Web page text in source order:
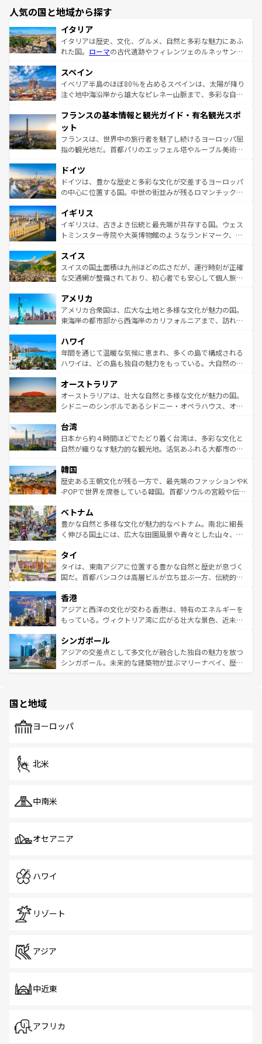
人気の国と地域から探す
イタリア
イタリアは歴史、文化、グルメ、自然と多彩な魅力にあふ
れた国。 ローマの古代遺跡やフィレンツェのルネッサンス
ろん、トスカーナの美しい田園風景やアマルフィ海岸の絶
景など、自然景観も見逃せない。観光の合間には、本場の
ピザやパスタなど、絶品のイタリア料理を堪能することも
ませてくれるイタリアで、忘れられない旅をしてみよう！
なお、新着のイタリア情報は
しい。
スペイン
イベリア半島のほぼ80％を占めるスペインは、太陽が降り
注ぐ地中海沿岸から雄大なピレネー山脈まで、多彩な自然
文化が根付くこの国では、情熱的なフラメンコ、熱気あふ
れる闘牛、そして美味しいタパスが生活の一部となってい
る。首都マドリードの洗練された雰囲気や、バルセロナの
アートに溢れた街角から、地方では古代ローマ遺跡や中世
せる。地方によって風土や気候が異なるスペインはその個
性で訪れる人を魅了する。 なお、新着のスペイン情報は コ
ンテンツ一覧を参照してほしい。
フランスの基本情報と観光ガイド・有名観光スポ
ット
フランスは、世界中の旅行者を魅了し続けるヨーロッパ屈
指の観光地だ。首都パリのエッフェル塔やルーブル美術館
で、幅広い魅力が詰まっている。華麗な宮殿、歴史的な大
聖堂、美しいビーチ、そして豊かな自然が、訪れる者を心
から魅了する。また、フランスは美食の国としても知ら
いる。シャンパンの発祥地であるランス、プロヴァンスの
香り高いラベンダー畑など、多彩な楽しみ方が可能だ。さ
らに、パリ以外の地域にも魅力が溢れており、どの街角に
れる地方に足を運ぶとそれぞれで全く異なる文化を体験で
きるだろう。 なお、新着のフランス情報はコンテンツ一覧
を参照してほしい。
ドイツ
ドイツは、豊かな歴史と多彩な文化が交差するヨーロッパ
の中心に位置する国。中世の街並みが残るロマンチック街
顔を持つこの国は、どこを歩いても飽きることがない。ベ
ルリンの文化的活気、バイエルン州のアルプスの絶景、そ
してライン川沿いのワイン畑といった風景は必見。ビール
は、お酒好きな人にはぜひ体験してほしい。 なお、新着の
ドイツ情報はコンテンツ一覧を参照してほしい。
イギリス
イギリスは、古きよき伝統と最先端が共存する国。ウェス
トミンスター寺院や大英博物館のようなランドマーク、歴
リアごとに異なる魅力がある。また、優雅なアフタヌーン
ティー、ビール好きにはたまらない英国パブ、サッカー観
戦など、本場だからこそできる体験も豊富。イギリスを旅
ンツ一覧を参照してほしい。
スイス
スイスの国土面積は九州ほどの広さだが、運行時刻が正確
な交通網が整備されており、初心者でも安心して個人旅行
の建物がそのまま残る町や、スイスならではのユニークな
博物館もあり、アルプス観光だけでなく町歩きも満喫する
ことができる。国民の所得が高いため物価も高いが、旅行
ば市内交通費無料で観光を楽しむこともできる。 なお、新
着のスイス情報はコンテンツ一覧 を参照してほしい。
アメリカ
アメリカ合衆国は、広大な土地と多様な文化が魅力の国。
東海岸の都市部から西海岸のカリフォルニアまで、訪れる
のような巨大都市は、観光、ショッピング、エンターテイ
ンメントが詰まった刺激的なスポットだ。一方、アメリカ
西部には大自然が広がり、グランドキャニオンやイエロー
部のニューオーリンズでは、音楽と美食が融合した独特の
文化が魅力。旅行者はアメリカの各地域で異なる魅力を楽
しみながら、その多様性と豊かな歴史を感じることができ
ならではの贅沢な旅のスタイルだ。 なお、新着のアメリカ
情報はコンテンツ一覧を参照してほしい。
ハワイ
年間を通じて温暖な気候に恵まれ、多くの島で構成される
ハワイは、どの島も独自の魅力をもっている。大自然の神
ワイ島は見逃せない。また、定番の観光地といえばオアフ
島だが、静かな自然を求めるならマウイ島やカウアイ島が
おすすめ。エメラルドグリーンに輝く海をはじめ、豊かな
れるおもてなしの心で訪れる人々を迎えてくれるハワイの
人々、おいしいローカルフードやハワイアンミュージッ
ク、伝統的なフラダンスなど、すべてがハワイの魅力を彩
ワイを、存分に味わってほしい。 なお、新着のハワイ情報
はコンテンツ一覧を参照してほしい。
オーストラリア
オーストラリアは、壮大な自然と多様な文化が魅力の国。
シドニーのシンボルであるシドニー・オペラハウス、オー
リアリーフや大陸中央部にそびえるウルル（エアーズロッ
ク）、タスマニアの美しい原生林やケアンズの熱帯雨林な
ど、見どころがたくさん。また、カフェやワイン、オージ
いる。アクティビティも充実しており、サーフィンやダイ
ビング、ハイキングなど、アウトドア好きにはたまらな
い。オーストラリアの多彩な魅力を存分に味わいつくそ
参照してほしい。
台湾
日本から約４時間ほどでたどり着く台湾は、多彩な文化と
自然が織りなす魅力的な観光地。活気あふれる大都市の台
ン）、静ひつな山岳地帯である台湾東部など、都市の喧騒
と山間の静けさが共存しており、訪れる人に新しい発見と
驚きをもたらしてくれる。また、奥深い台湾の食文化も魅
容にもいいと評判のスイーツなど、バラエティ豊かな料理
が味わえる。 なお、新着の台湾情報は コンテンツ一覧を参
照してほしい。
韓国
歴史ある王朝文化が残る一方で、最先端のファッションやK
-POPで世界を席巻している韓国。首都ソウルの宮殿や伝統
き、地方に足を延ばせば四季折々の自然美を楽しむことが
できる。そして、キムチや焼肉、絶品のストリートフード
まで、さまざまな韓国料理が待っている。夜には、韓国な
リティに包まれながら、韓国の多彩な魅力を心ゆくまで味
わってみてほしい。 なお、新着の韓国情報はコンテンツ一
覧を参照してほしい。
ベトナム
豊かな自然と多様な文化が魅力的なベトナム。南北に細長
く伸びる国土には、広大な田園風景や青々とした山々、世
急速な発展と共に伝統が息づく。ハノイの古い町並みやホ
ーチミン市のフランス統治時代の建物も、独特の雰囲気を
醸し出している。また、バラエティの豊かさとおいしさで
とつ。フォーやバインミー、ベトナムコーヒーなどは、ぜ
ひ現地で味わいたい。どの地域を訪れてもあたたかい人々
が旅行者を迎えてくれるので、きっと忘れられない旅にな
参照してほしい。
タイ
タイは、東南アジアに位置する豊かな自然と歴史が息づく
国だ。首都バンコクは高層ビルが立ち並ぶ一方、伝統的な
の活気が交差している。北部ではチェンマイなどの山岳地
帯で自然と触れ合い、南部ではプーケットやクラビの美し
いビーチでリゾート気分を楽しむことができる。タイ料理
激する。気候は一年中温暖で、どの季節にも異なる楽しみ
が待っている。親しみやすいタイの人々、仏教を中心とし
た文化、そして多様な観光資源が、訪れる旅人を魅了し続
香港
アジアと西洋の文化が交わる香港は、特有のエネルギーを
もっている。ヴィクトリア湾に広がる壮大な景色、近未来
み、どこを訪れても感動するはず。観光スポットが密集し
ており、効率よく見どころを回れるのも魅力。息をのむよ
うな絶景から文化的な体験まで、香港を存分に楽しみ尽く
シンガポール
アジアの交差点として多文化が融合した独自の魅力を放つ
シンガポール。未来的な建築物が並ぶマリーナベイ、歴史
で、ホーカーズは地元の風情を楽しめる外せないスポット
国と地域
ヨーロッパ
北米
中南米
オセアニア
ハワイ
リゾート
アジア
中近東
アフリカ